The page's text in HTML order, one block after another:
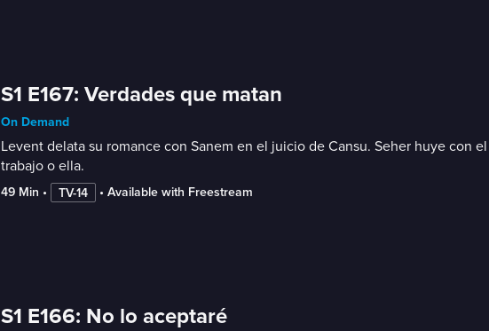
S1 E167: Verdades que matan
On Demand
Levent delata su romance con Sanem en el juicio de Cansu. Seher huye con
trabajo o ella.
49 Min • TV-14 • Available with Freestream
S1 E166: No lo aceptaré